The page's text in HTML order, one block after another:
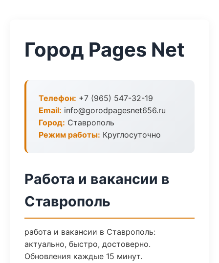
Город Pages Net
Телефон: +7 (965) 547-32-19
Email: info@gorodpagesnet656.ru
Город: Ставрополь
Режим работы: Круглосуточно
Работа и вакансии в
Ставрополь
работа и вакансии в Ставрополь:
актуально, быстро, достоверно.
Обновления каждые 15 минут.